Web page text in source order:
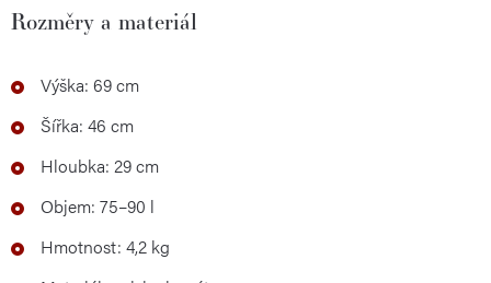
Rozměry a materiál
Výška: 69 cm
Šířka: 46 cm
Hloubka: 29 cm
Objem: 75–90 l
Hmotnost: 4,2 kg